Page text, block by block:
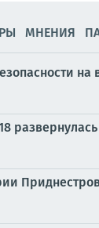
МНЕНИЯ
на